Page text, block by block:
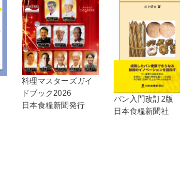
料理マスターズガイ
ドブック2026
日本食糧新聞発行
パン入門改訂2版
日本食糧新聞社